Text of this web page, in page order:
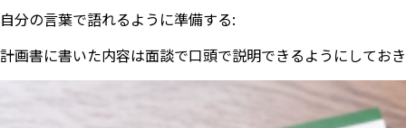
自分の言葉で語れるように準備する:
計画書に書いた内容は面談で口頭で説明できるようにしてお